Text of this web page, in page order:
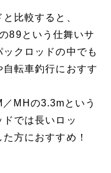
比較すると、
89という仕舞いサ
クロッドの中でも
転車釣行におすす
MHの3.3mという
では長いロッ
方におすすめ！